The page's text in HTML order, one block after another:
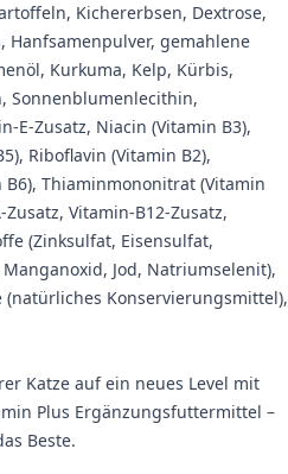
Kichererbsen, Dextrose,
gemahlene
Kurkuma, Kelp, Kürbis,
Sonnenblumenlecithin,
E-Zusatz, Niacin (Vitamin B3),
Riboflavin (Vitamin B2),
Thiaminmononitrat (Vitamin
Vitamin-B12-Zusatz,
(Zinksulfat, Eisensulfat,
Jod, Natriumselenit),
(natürliches Konservierungsmittel),
Katze auf ein neues Level mit
Plus Ergänzungsfuttermittel –
Beste.